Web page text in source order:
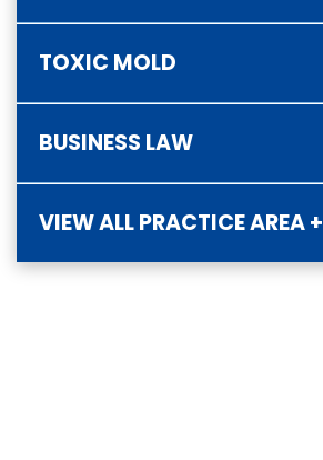
TOXIC MOLD
BUSINESS LAW
VIEW ALL PRACTICE AREA +